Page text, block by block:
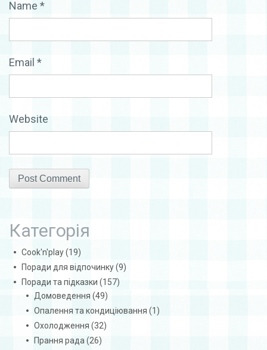
Name *
Email *
Website
Категорія
Cook'n'play(19)
Поради для відпочинку(9)
Поради та підказки (157)
Домоведення (49)
Опалення та кондиціювання (1)
Охолодження (32)
Прання рада (26)